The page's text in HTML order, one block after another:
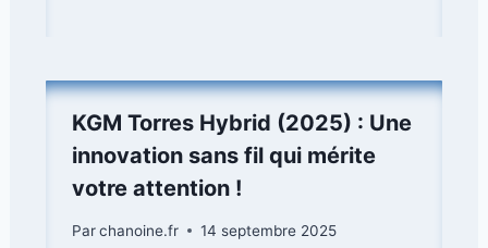
KGM Torres Hybrid (2025) : Une
innovation sans fil qui mérite
votre attention !
Parchanoine.fr 14 septembre 2025